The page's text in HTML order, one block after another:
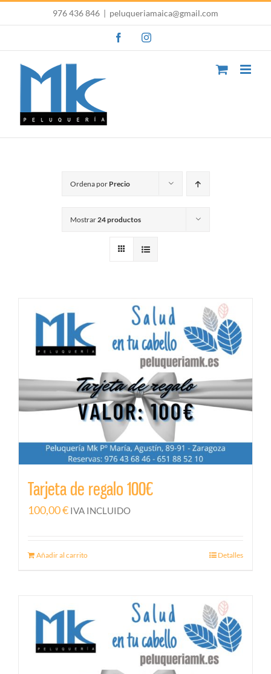
al
976 436 846 | peluqueriamaica@gmail.com
FacebookInstagram
Ordena por Precio
Mostrar 24 productos
Tarjeta de regalo 100€
100,00€ IVA INCLUIDO
Añadir al carrito Detalles